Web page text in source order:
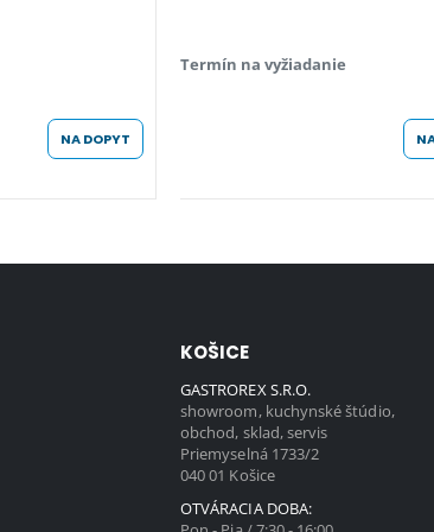
NA DOPYT
Termín na vyžiadanie
KOŠICE
GASTROREX S.R.O.
showroom, kuchynské štúdio,
obchod, sklad, servis
Priemyselná 1733/2
040 01 Košice
OTVÁRACIA DOBA: